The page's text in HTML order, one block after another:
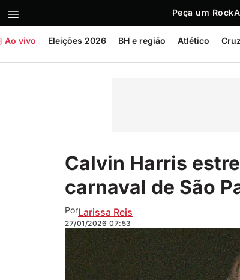
Peça um Rock
Ao vivo Eleições 2026 BH e região Atlético
Calvin Harris
carnaval de São
PorLarissa Reis
27/01/2026 07:53